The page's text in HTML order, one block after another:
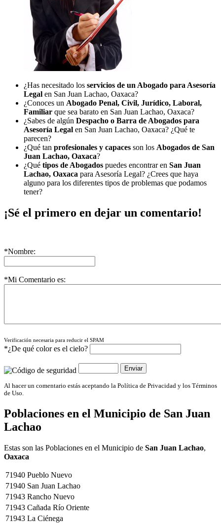
¿Has necesitado los servicios de un Abogado para Asesoría
Legal en San Juan Lachao, Oaxaca?
¿Conoces un Abogado Penal, Civil, Jurídico, Laboral,
Familiar que sea barato en San Juan Lachao, Oaxaca?
¿Sabes de algún Despacho o Barra de Abogados para
Asesoría Legal en San Juan Lachao, Oaxaca? ¿Qué te
parecen?
¿Qué tan profesionales y capaces son los Abogados de San
Juan Lachao, Oaxaca?
¿Qué tipos de Abogados puedes encontrar en San Juan
Lachao, Oaxaca para Asesoría Legal? ¿Crees que haya
alguno para los diferentes tipos de problemas que podamos
tener?
¡Sé el primero en dejar un comentario!
*Nombre:
*Mi Comentario es:
Verificación necesaria para reducir el SPAM
*¿De qué color es el cielo?
Al hacer un comentario estás aceptando la Política de Privacidad y los Términos
de Uso.
Poblaciones en el Municipio de San Juan
Lachao
Estas son las Poblaciones en el Municipio de San Juan Lachao,
Oaxaca
71940 Pueblo Nuevo
71940 San Juan Lachao
71943 Rancho Nuevo
71943 Cañada Río Oriente
71943 La Ciénega